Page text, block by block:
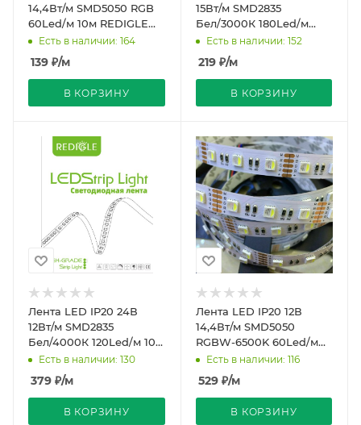
14,4Вт/м SMD5050 RGB
60Led/м 10м REDIGLE
(200)
Есть в наличии: 164
139 ₽/м
В КОРЗИНУ
15Вт/м SMD2835
Бел/3000К 180Led/м
10мм REDIGLE (200)
Есть в наличии: 152
219₽/м
В КОРЗИНУ
Лента LED IP20 24В
12Вт/м SMD2835
Бел/4000К 120Led/м 10м
PRO REDIGLE (200)
Есть в наличии: 130
379 ₽/м
В КОРЗИНУ
Лента LED IP20 12В
14,4Вт/м SMD5050
RGBW-6500K 60Led/м
REDIGLE (200)
Есть в наличии: 116
529₽/м
В КОРЗИНУ